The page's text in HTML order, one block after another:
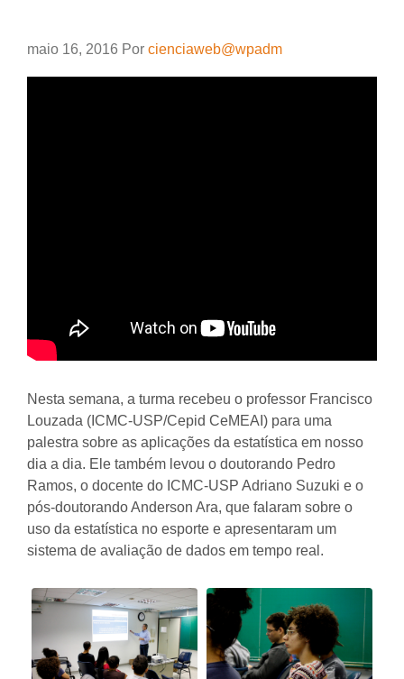
maio 16, 2016 Por cienciaweb@wpadm
Nesta semana, a turma recebeu o professor Francisco
Louzada (ICMC-USP/Cepid CeMEAI) para uma
palestra sobre as aplicações da estatística em nosso
dia a dia. Ele também levou o doutorando Pedro
Ramos, o docente do ICMC-USP Adriano Suzuki e o
pós-doutorando Anderson Ara, que falaram sobre o
uso da estatística no esporte e apresentaram um
sistema de avaliação de dados em tempo real.